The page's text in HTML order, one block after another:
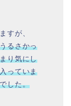
すが、
るさかっ
り気にし
っていま
した。